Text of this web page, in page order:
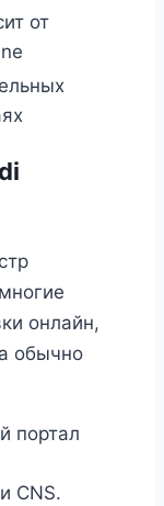
от
онлайн,
обычно
портал
CNS.